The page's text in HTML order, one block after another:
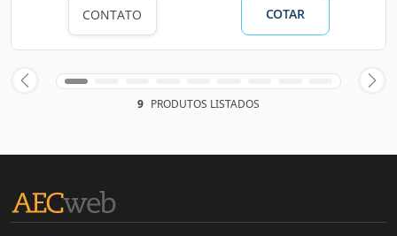
CONTATO COTAR
9 PRODUTOS LISTADOS